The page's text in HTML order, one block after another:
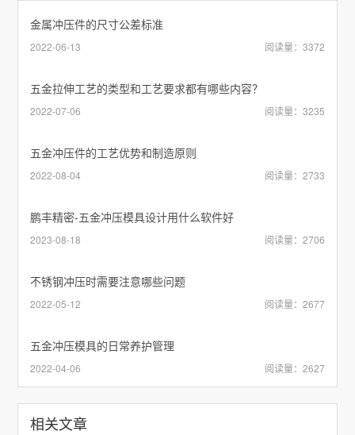
金属冲压件的尺寸公差标准
2022-06-13 阅读量：3372
五金拉伸工艺的类型和工艺要求都有哪些内容？
2022-07-06 阅读量：3235
五金冲压件的工艺优势和制造原则
2022-08-04 阅读量：2733
鹏丰精密-五金冲压模具设计用什么软件好
2023-08-18 阅读量：2706
不锈钢冲压时需要注意哪些问题
2022-05-12 阅读量：2677
五金冲压模具的日常养护管理
2022-04-06 阅读量：2627
相关文章